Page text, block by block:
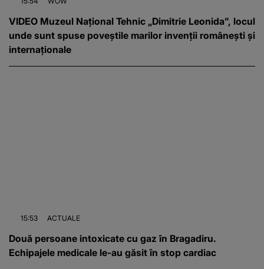
VIDEO Muzeul Național Tehnic „Dimitrie Leonida”, locul
unde sunt spuse poveștile marilor invenții românești și
internaționale
15:53 ACTUALE
Două persoane intoxicate cu gaz în Bragadiru.
Echipajele medicale le-au găsit în stop cardiac